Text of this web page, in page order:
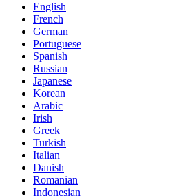
English
French
German
Portuguese
Spanish
Russian
Japanese
Korean
Arabic
Irish
Greek
Turkish
Italian
Danish
Romanian
Indonesian